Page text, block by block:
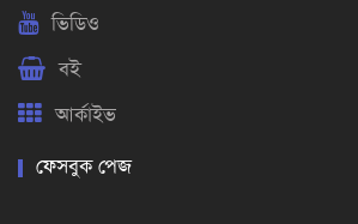
ভিডিও
বই
আর্কাইভ
ফেসবুক পেজ